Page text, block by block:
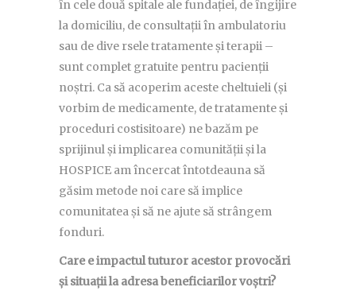
în cele două spitale ale fundației, de îngijire
la domiciliu, de consultații în ambulatoriu
sau de dive rsele tratamente și terapii –
sunt complet gratuite pentru pacienții
noștri. Ca să acoperim aceste cheltuieli (și
vorbim de medicamente, de tratamente și
proceduri costisitoare) ne bazăm pe
sprijinul și implicarea comunității și la
HOSPICE am încercat întotdeauna să
găsim metode noi care să implice
comunitatea și să ne ajute să strângem
fonduri.
Care e impactul tuturor acestor provocări
și situații la adresa beneficiarilor voștri?